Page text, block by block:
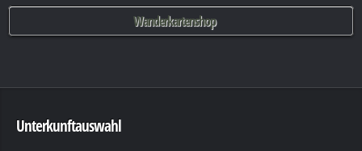
Wanderkartenshop
Unterkunftauswahl